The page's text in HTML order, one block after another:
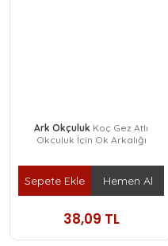
Ark Okçuluk Koç Gez Atlı
Okculuk İçin Ok Arkalığı
Sepete Ekle Hemen Al
38,09 TL